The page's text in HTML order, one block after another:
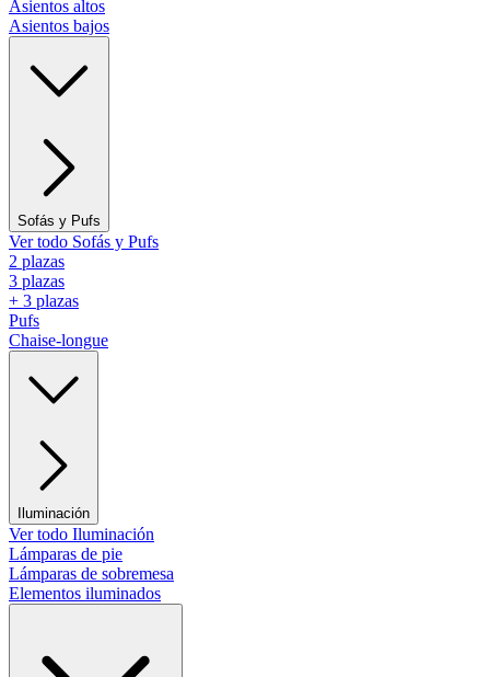
Asientos altos
Asientos bajos
Sofás y Pufs
Ver todo Sofás y Pufs
2 plazas
3 plazas
+ 3 plazas
Pufs
Chaise-longue
Iluminación
Ver todo Iluminación
Lámparas de pie
Lámparas de sobremesa
Elementos iluminados